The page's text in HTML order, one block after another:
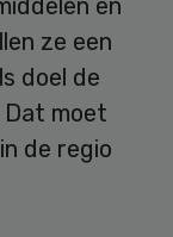
ze een
doel de
moet
de regio